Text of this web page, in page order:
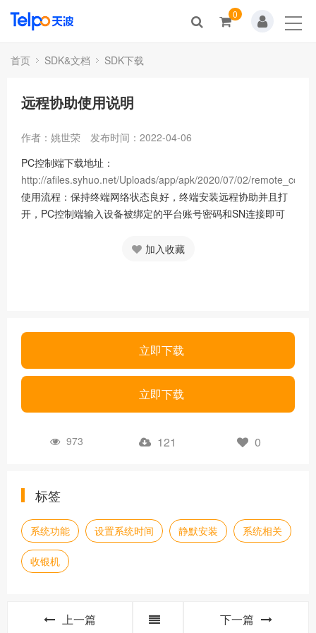
关于我们
0
首页 SDK&文档 SDK下载
远程协助使用说明
作者：姚世荣
发布时间：2022-04-06
PC控制端下载地址：
http://afiles.syhuo.net/Uploads/app/apk/2020/07/02/
使用流程：保持终端网络状态良好，终端安装远程协助并且打
开，PC控制端输入设备被绑定的平台账号密码和SN连接即可
加入收藏
立即下载
立即下载
973 121 0
标签
系统功能 设置系统时间 静默安装 系统相关
收银机
上一篇 下一篇